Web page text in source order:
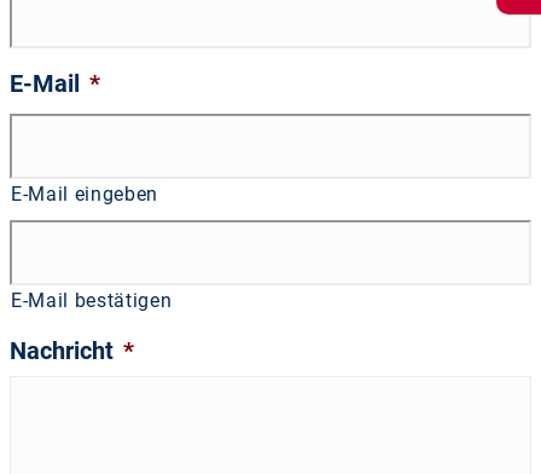
E-Mail *
E-Mail eingeben
E-Mail bestätigen
Nachricht *